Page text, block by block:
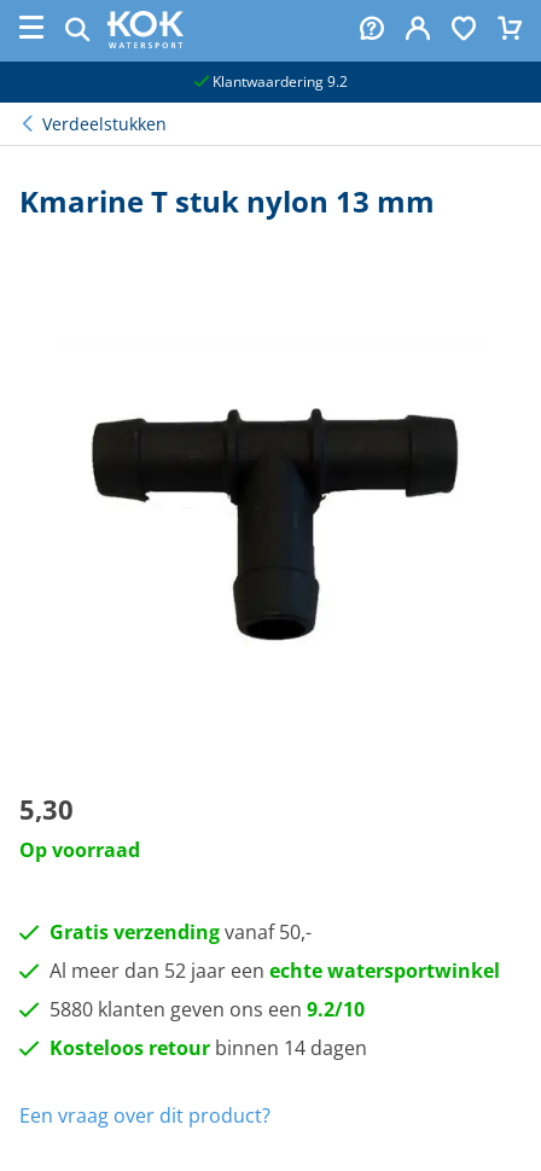
Klantwaardering 9.2
Verdeelstukken
Kmarine T stuk nylon 13 mm
5,30
Op voorraad
Gratis verzendingvanaf 50,-
Al meer dan 52 jaar een echte watersportwinkel
5880 klanten geven ons een 9.2/10
Kosteloos retour binnen 14 dagen
Een vraag over dit product?